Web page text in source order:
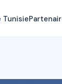
Tunisie